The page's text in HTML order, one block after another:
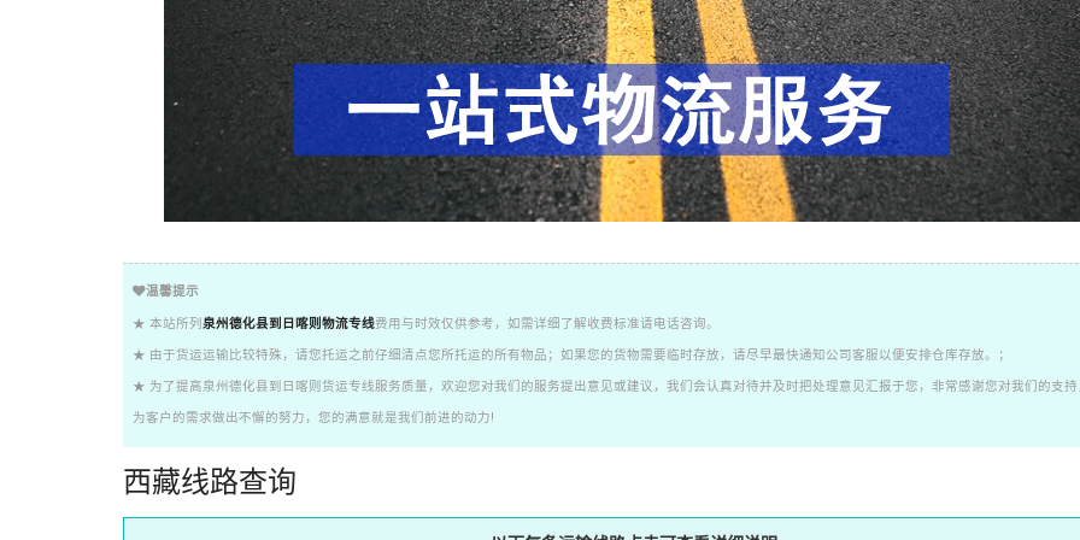
温馨提示
★ 本站所列 泉州德化县到日喀则物流专线费用与时效仅供参考，如需详细了解收费标准请电话咨询。
★ 由于货运运输比较特殊，请您托运之前仔细清点您所托运的所有物品；如果您的货物需要临时存放，请尽早最快通知公司客服以便安排仓库存放。；
★ 为了提高泉州德化县到日喀则货运专线服务质量，欢迎您对我们的服务提出意见或建议，我们会认真对待并及时把处理意见汇报于您，非常感谢您对我们的支
为客户的需求做出不懈的努力，您的满意就是我们前进的动力!
西藏线路查询